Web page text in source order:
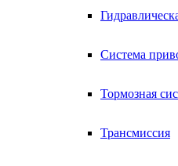
Система
Тормозная
Трансмиссия